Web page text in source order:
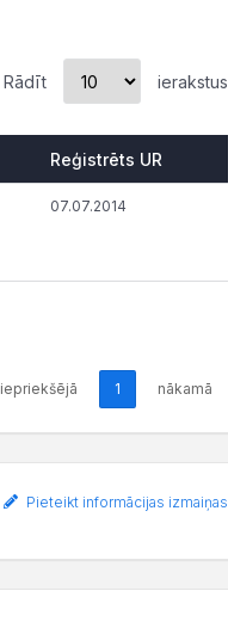
Rādīt ierakstus
Reģistrēts UR
07.07.2014
iepriekšējā 1 nākamā
Pieteikt informācijas izmaiņas